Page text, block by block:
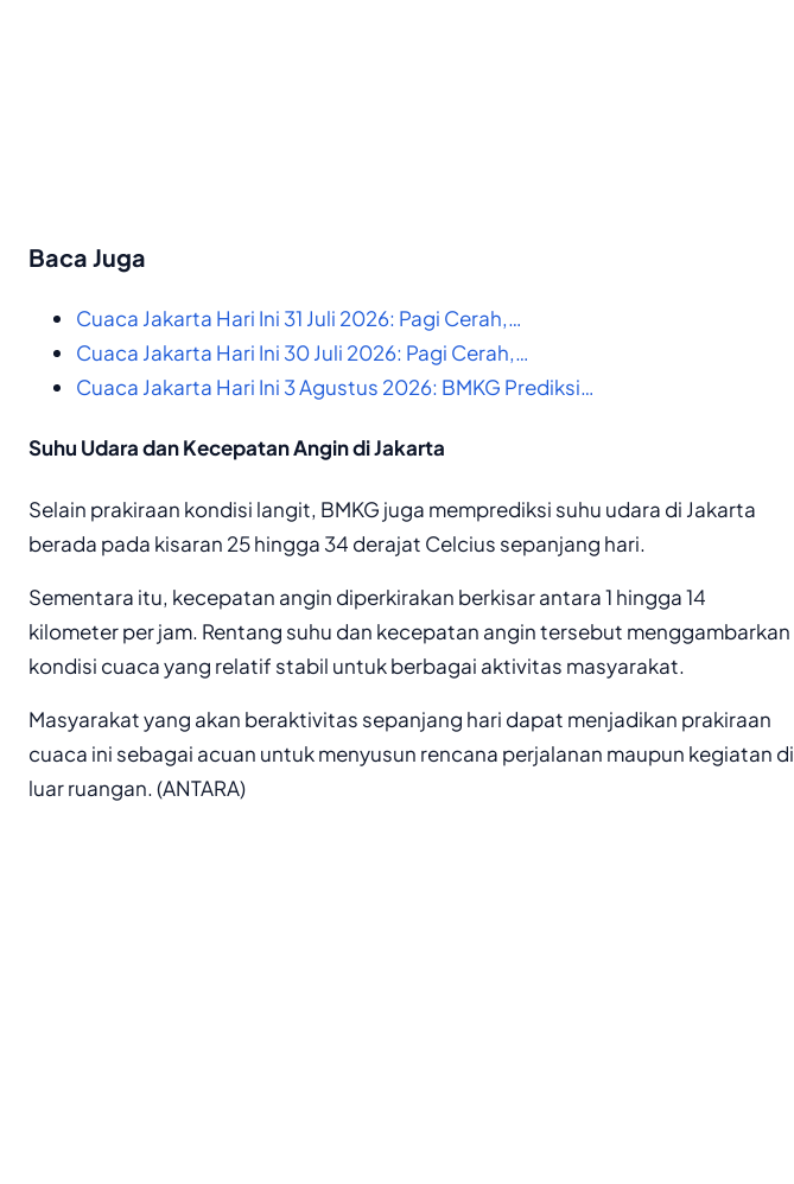
Baca Juga
Cuaca Jakarta Hari Ini 31 Juli 2026: Pagi Cerah,…
Cuaca Jakarta Hari Ini 30 Juli 2026: Pagi Cerah,…
Cuaca Jakarta Hari Ini 3 Agustus 2026: BMKG Prediksi…
Suhu Udara dan Kecepatan Angin di Jakarta
Selain prakiraan kondisi langit, BMKG juga memprediksi suhu udara di Jakarta
berada pada kisaran 25 hingga 34 derajat Celcius sepanjang hari.
Sementara itu, kecepatan angin diperkirakan berkisar antara 1 hingga 14
kilometer per jam. Rentang suhu dan kecepatan angin tersebut menggambarkan
kondisi cuaca yang relatif stabil untuk berbagai aktivitas masyarakat.
Masyarakat yang akan beraktivitas sepanjang hari dapat menjadikan prakiraan
cuaca ini sebagai acuan untuk menyusun rencana perjalanan maupun kegiatan di
luar ruangan. (ANTARA)